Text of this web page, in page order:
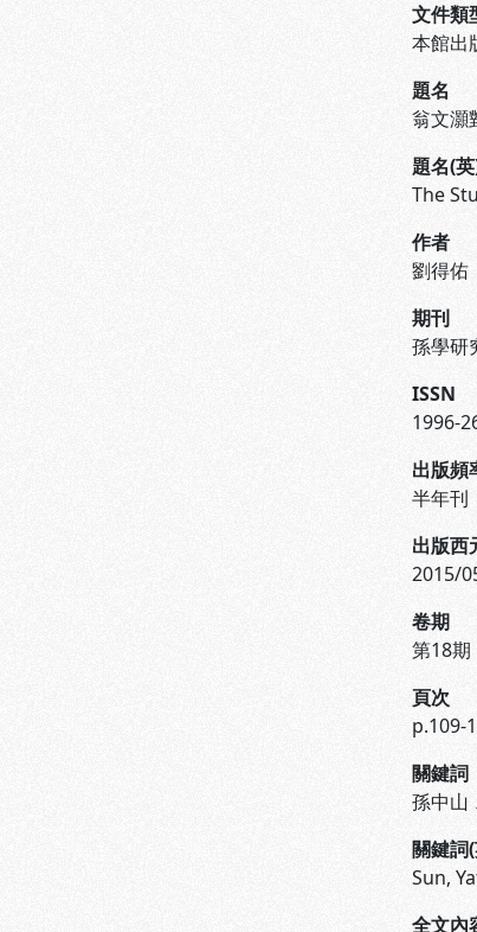
文件類
本館出
題名
翁文灝
題名(
The
作者
劉得佑
期刊
孫學研
ISSN
1996-
出版頻
半年刊
出版西
2015/
卷期
第18期
頁次
p.109-
關鍵詞
孫中山
關鍵詞
Sun,
全文內